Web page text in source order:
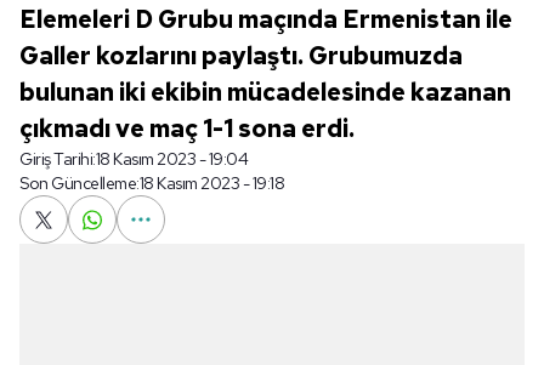
Elemeleri D Grubu maçında Ermenistan ile
Galler kozlarını paylaştı. Grubumuzda
bulunan iki ekibin mücadelesinde kazanan
çıkmadı ve maç 1-1 sona erdi.
Giriş Tarihi:18 Kasım 2023 - 19:04
Son Güncelleme:18 Kasım 2023 - 19:18